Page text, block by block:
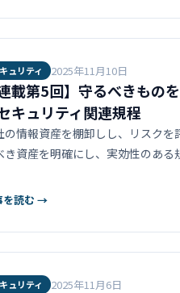
ュリティ 2025年11月10日
連載第5回】守るべきもの
キュリティ関連規程
の情報資産を棚卸しし、リスク
き資産を明確にし、実効性のあ
を読む →
ュリティ 2025年11月6日